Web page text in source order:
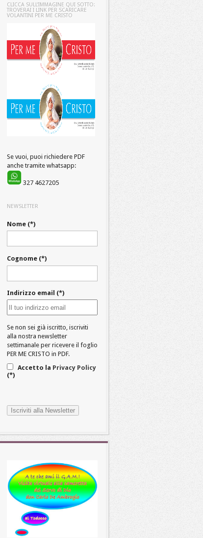
CLICCA SULL’IMMAGINE QUI SOTTO:
TROVERAI I LINK PER SCARICARE
VOLANTINI PER ME CRISTO
Se vuoi, puoi richiedere PDF
anche tramite whatsapp:
327 4627205
NEWSLETTER
Nome (*)
Cognome (*)
Indirizzo email (*)
Se non sei già iscritto, iscriviti
alla nostra newsletter
settimanale per ricevere il foglio
PER ME CRISTO in PDF.
Accetto la Privacy Policy
(*)